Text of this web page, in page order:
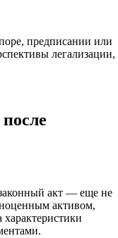
предписании или
легализации,
акт — еще не
активом,